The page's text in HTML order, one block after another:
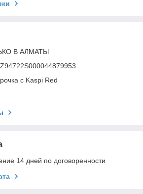
В АЛМАТЫ
с Kaspi Red
14 дней по договоренности